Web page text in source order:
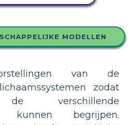
MODELLEN
van de
zodat
de verschillende
kunnen begrijpen.